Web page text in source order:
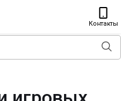
Контакты